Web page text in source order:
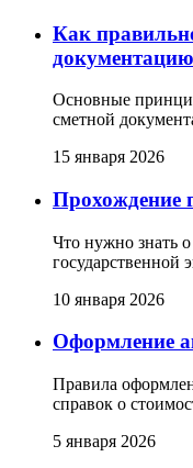
Как
документацию
Основные
сметной
15 января 2026
Прохождение
Что нужно знать
государственной
10 января 2026
Оформление
Правила
справок о
5 января 2026